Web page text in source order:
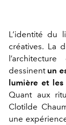
L’identité du
créatives. La
dessinent un
lumière et les
Quant aux
Clotilde
une